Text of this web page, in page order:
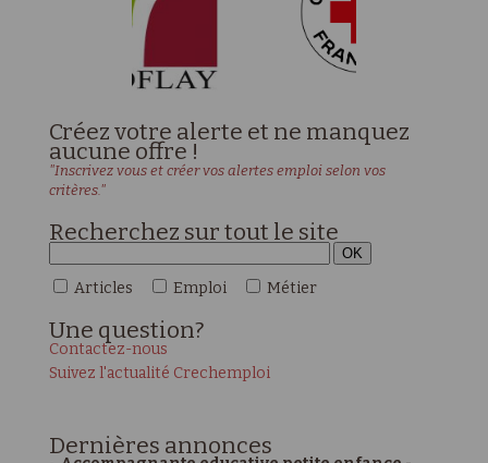
Créez votre alerte et ne manquez
aucune offre !
"Inscrivez vous et créer vos alertes emploi selon vos
critères."
Recherchez sur tout le site
Articles Emploi Métier
Une question?
Contactez-nous
Suivez l'actualité Crechemploi
Dernières annonces